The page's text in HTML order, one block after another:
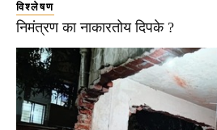
विश्लेषण
निमंत्रण का नाकारतोय दिपके ?